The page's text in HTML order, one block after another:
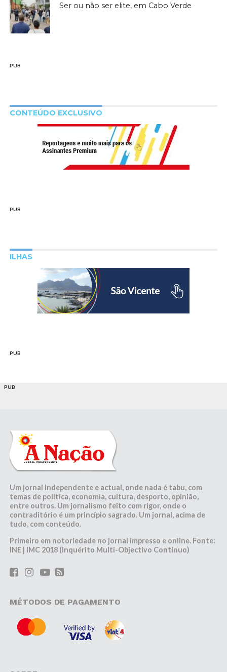
Ser ou não ser elite, em Cabo Verde
PUB
CONTEÚDO EXCLUSIVO
PUB
ILHAS
PUB
PUB
Um jornal independente e actual, onde nada é tabu, com
temas de política, economia, cultura, desporto, opinião,
entre outros. Um jornalismo feito com rigor, onde o
contraditório é um princípio sagrado. Um jornal, acima de
tudo, com conteúdo.
Primeiro em notoriedade no jornal impresso e online. Fonte:
INE | IMC 2018 (Inquérito Multi-Objectivo Contínuo)
MÉTODOS DE PAGAMENTO